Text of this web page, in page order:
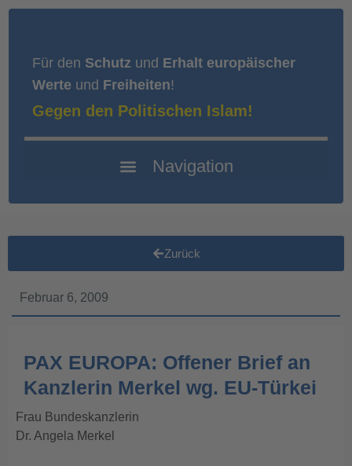
Für den Schutz und Erhalt europäischer
Werte und Freiheiten!
Gegen den Politischen Islam!
Zurück
Februar 6, 2009
PAX EUROPA: Offener Brief an
Kanzlerin Merkel wg. EU-Türkei
Frau Bundeskanzlerin
Dr. Angela Merkel